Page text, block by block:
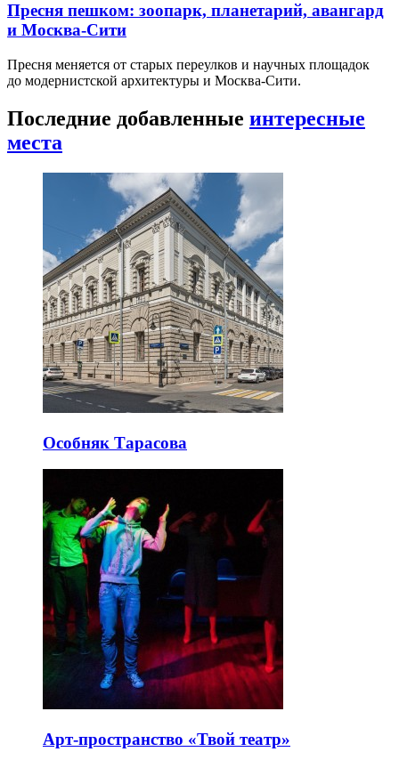
Пресня пешком: зоопарк, планетарий, авангард
и Москва-Сити
Пресня меняется от старых переулков и научных площадок
до модернистской архитектуры и Москва-Сити.
Последние добавленные интересные
места
Особняк Тарасова
Арт-пространство «Твой театр»